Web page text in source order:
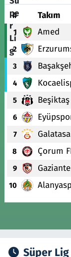
# Takım
1 Amed
2
3
4
5 Beşiktaş
6
7
8 Çorum
9
10
Süper